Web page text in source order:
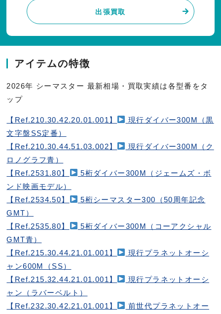
出張買取
アイテムの特徴
2026年 シーマスター 最新相場・買取実績は各型番をタ
ップ
【Ref.210.30.42.20.01.001】
現行ダイバー300M（黒
文字盤SS定番）
【Ref.210.30.44.51.03.002】
現行ダイバー300M（ク
ロノグラフ青）
【Ref.2531.80】
5桁ダイバー300M（ジェームズ・ボ
ンド映画モデル）
【Ref.2534.50】
5桁シーマスター300（50周年記念
GMT）
【Ref.2535.80】
5桁ダイバー300M（コーアクシャル
GMT青）
【Ref.215.30.44.21.01.001】
現行プラネットオーシ
ャン600M（SS）
【Ref.215.32.44.21.01.001】
現行プラネットオーシ
ャン（ラバーベルト）
【Ref.232.30.42.21.01.001】
前世代プラネットオー